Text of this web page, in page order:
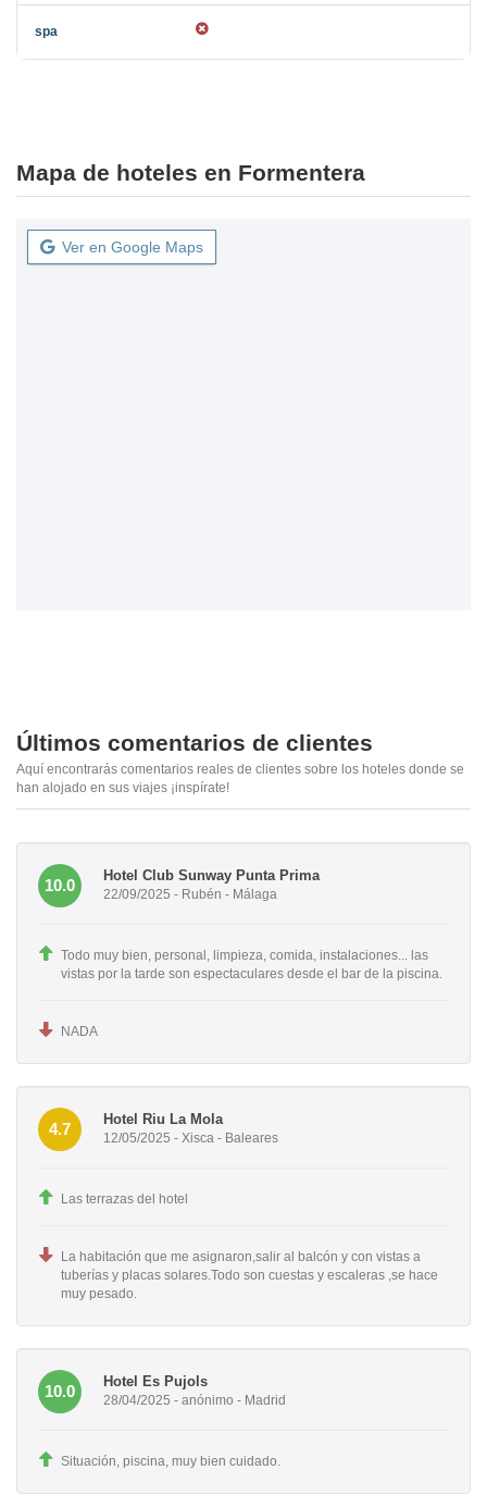
Mapa de hoteles en Formentera
Ver en Google Maps
Últimos comentarios de clientes
Aquí encontrarás comentarios reales de clientes sobre los hoteles donde se
han alojado en sus viajes ¡inspírate!
10.0
Hotel Club Sunway Punta Prima
22/09/2025 - Rubén - Málaga
Todo muy bien, personal, limpieza, comida, instalaciones... las
vistas por la tarde son espectaculares desde el bar de la piscina.
NADA
4.7
Hotel Riu La Mola
12/05/2025 - Xisca - Baleares
Las terrazas del hotel
La habitación que me asignaron,salir al balcón y con vistas a
tuberías y placas solares.Todo son cuestas y escaleras ,se hace
muy pesado.
10.0
Hotel Es Pujols
28/04/2025 - anónimo - Madrid
Situación, piscina, muy bien cuidado.